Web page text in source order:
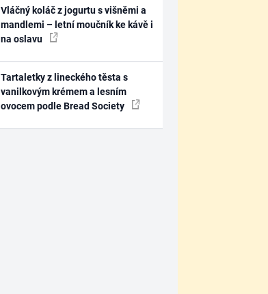
Vláčný koláč z jogurtu s višněmi a
mandlemi – letní moučník ke kávě i
na oslavu
Tartaletky z lineckého těsta s
vanilkovým krémem a lesním
ovocem podle Bread Society